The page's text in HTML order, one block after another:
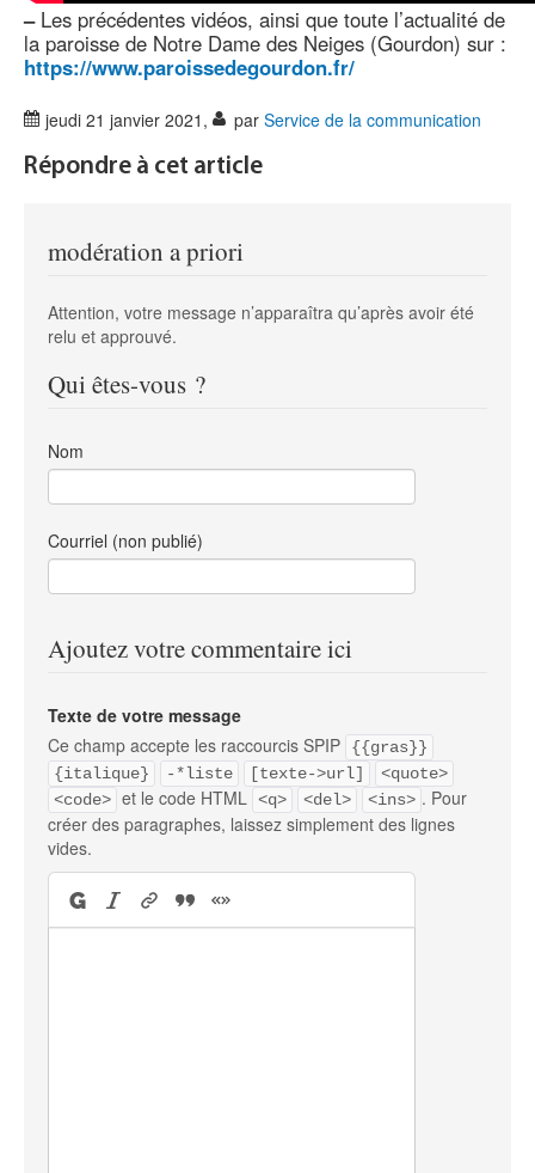
–Les précédentes vidéos, ainsi que toute l’actualité de
la paroisse de Notre Dame des Neiges (Gourdon) sur :
https://www.paroissedegourdon.fr/
jeudi 21 janvier 2021 , par Service de la communication
Répondre à cet article
modération a priori
Attention, votre message n’apparaîtra qu’après avoir été
relu et approuvé.
Qui êtes-vous ?
Nom
Courriel (non publié)
Ajoutez votre commentaire ici
Texte de votre message
Ce champ accepte les raccourcis SPIP
{{gras}}
{italique}
-*liste [texte->url]
<quote>
<code> et le code HTML <q> <del> <ins> . Pour
créer des paragraphes, laissez simplement des lignes
vides.